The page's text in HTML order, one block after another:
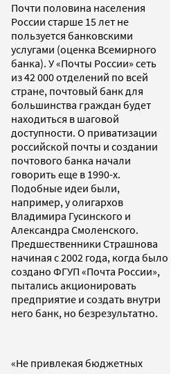
Почти половина населения
России старше 15 лет не
пользуется банковскими
услугами (оценка Всемирного
банка). У «Почты России» сеть
из 42 000 отделений по всей
стране, почтовый банк для
большинства граждан будет
находиться в шаговой
доступности. О приватизации
российской почты и создании
почтового банка начали
говорить еще в 1990-х.
Подобные идеи были,
например, у олигархов
Владимира Гусинского и
Александра Смоленского.
Предшественники Страшнова
начиная с 2002 года, когда было
создано ФГУП «Почта России»,
пытались акционировать
предприятие и создать внутри
него банк, но безрезультатно.
«Не привлекая бюджетных